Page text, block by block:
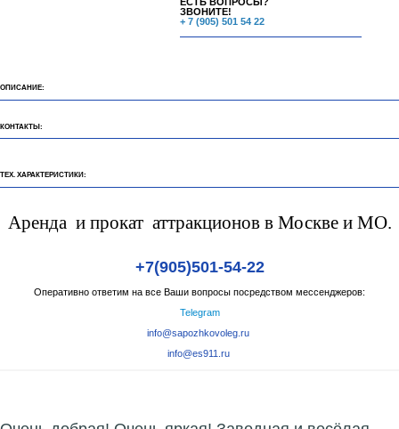
ЕСТЬ ВОПРОСЫ?
ЗВОНИТЕ!
+ 7 (905) 501 54 22
ОПИСАНИЕ:
КОНТАКТЫ:
ТЕХ. ХАРАКТЕРИСТИКИ:
Аренда и прокат аттракционов в Москве и МО.
+7(905)501-54-22
Оперативно ответим на все Ваши вопросы посредством мессенджеров:
Telegram
info@sapozhkovoleg.ru
info@es911.ru